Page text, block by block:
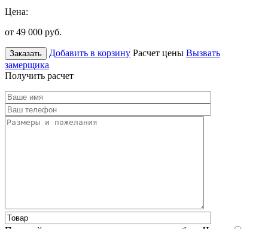
Цена:
от 49 000 руб.
Заказать Добавить в корзину Расчет цены Вызвать
замерщика
Получить расчет